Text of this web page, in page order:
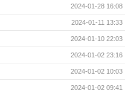
2024-01-28 16:08
2024-01-11 13:33
2024-01-10 22:03
2024-01-02 23:16
2024-01-02 10:03
2024-01-02 09:41